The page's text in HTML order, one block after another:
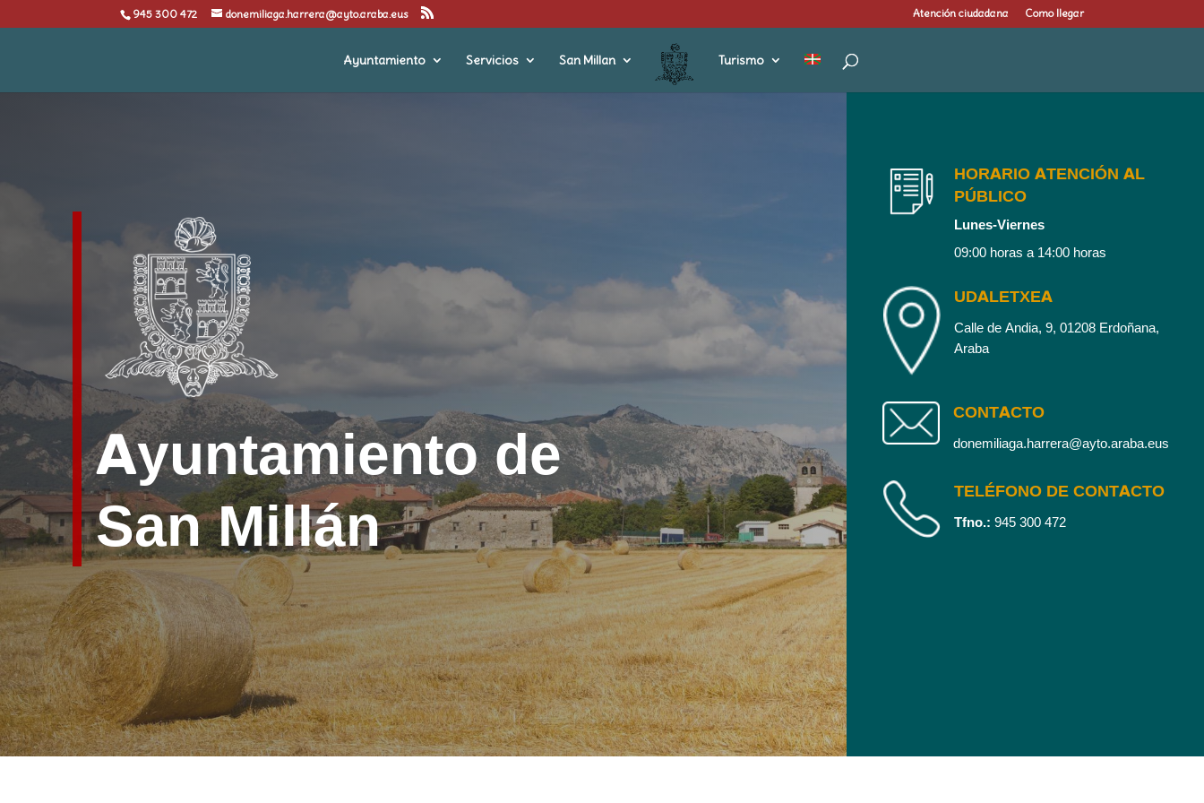
945 300 472 donemiliaga.harrera@ayto.araba.eus Atención ciudadana Como llegar
Ayuntamiento Servicios San Millan Turismo
Ayuntamiento de
San Millán
HORARIO ATENCIÓN AL
PÚBLICO
Lunes-Viernes
09:00 horas a 14:00 horas
UDALETXEA
Calle de Andia, 9, 01208 Erdoñana,
Araba
CONTACTO
donemiliaga.harrera@ayto.araba.eus
TELÉFONO DE CONTACTO
Tfno.: 945 300 472